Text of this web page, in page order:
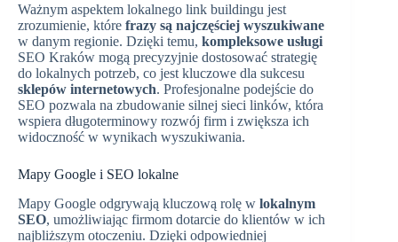
Ważnym aspektem lokalnego link buildingu jest
zrozumienie, które frazy są najczęściej wyszukiwane
w danym regionie. Dzięki temu, kompleksowe usługi
SEO Kraków mogą precyzyjnie dostosować strategię
do lokalnych potrzeb, co jest kluczowe dla sukcesu
sklepów internetowych. Profesjonalne podejście do
SEO pozwala na zbudowanie silnej sieci linków, która
wspiera długoterminowy rozwój firm i zwiększa ich
widoczność w wynikach wyszukiwania.
Mapy Google i SEO lokalne
Mapy Google odgrywają kluczową rolę w lokalnym
SEO, umożliwiając firmom dotarcie do klientów w ich
najbliższym otoczeniu. Dzięki odpowiedniej